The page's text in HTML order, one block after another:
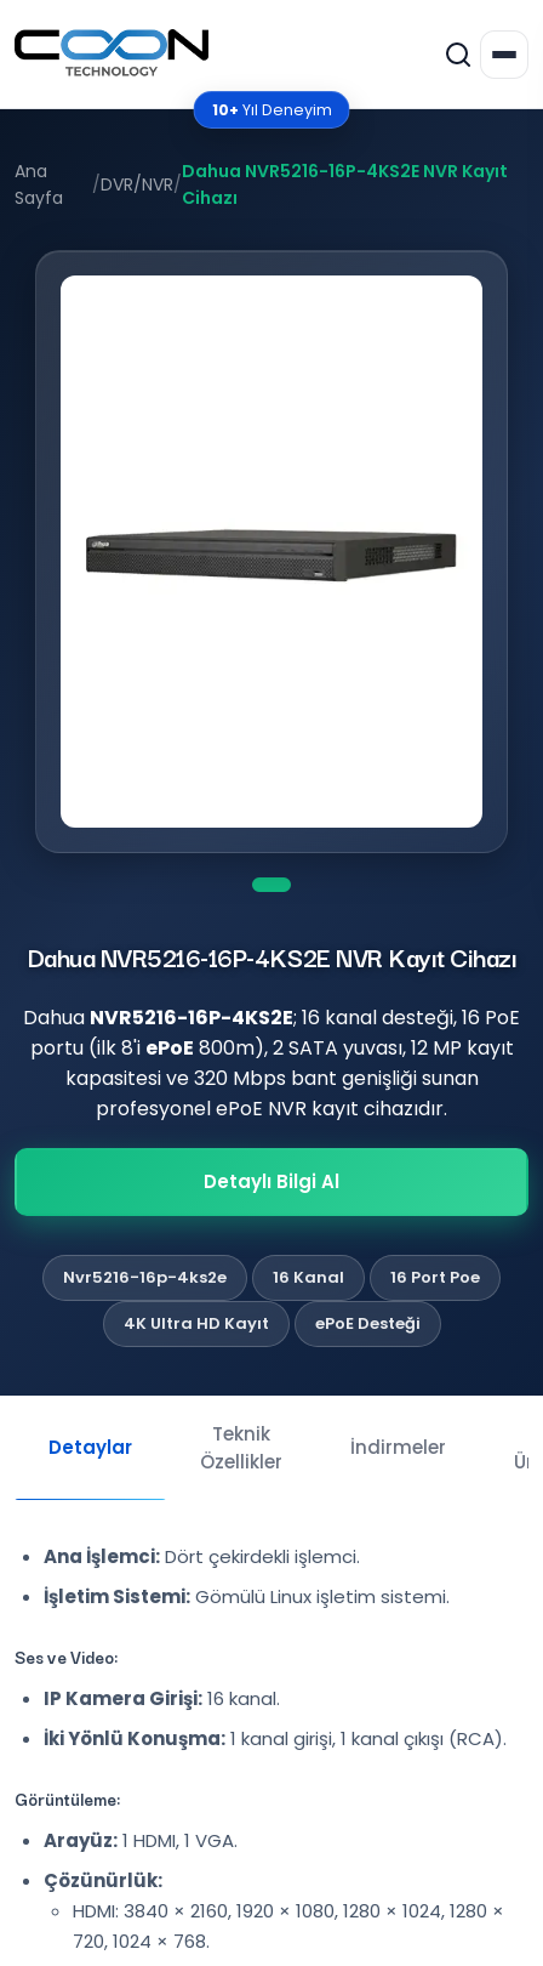
10+ Yıl Deneyim
Ana
Sayfa
/DVR/NVR/
Dahua NVR5216-16P-4KS2E NVR Kayıt
Cihazı
Dahua NVR5216-16P-4KS2E NVR Kayıt Cihazı
Dahua NVR5216-16P-4KS2E; 16 kanal desteği, 16 PoE
portu (ilk 8'i ePoE 800m), 2 SATA yuvası, 12 MP kayıt
kapasitesi ve 320 Mbps bant genişliği sunan
profesyonel ePoE NVR kayıt cihazıdır.
Detaylı Bilgi Al
Nvr5216-16p-4ks2e 16 Kanal
16 Port Poe
4K Ultra HD Kayıt
ePoE Desteği
Detaylar
Teknik
Özellikler
İndirmeler
Ana İşlemci:Dört çekirdekli işlemci.
İşletim Sistemi:Gömülü Linux işletim sistemi.
Ses ve Video:
IP Kamera Girişi:16 kanal.
İki Yönlü Konuşma:1 kanal girişi, 1 kanal çıkışı (RCA).
Görüntüleme:
Arayüz:1 HDMI, 1 VGA.
Çözünürlük:
HDMI: 3840 × 2160, 1920 × 1080, 1280 × 1024, 1280 ×
720, 1024 × 768.